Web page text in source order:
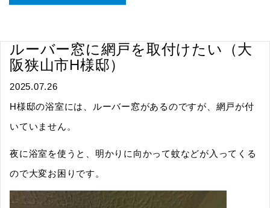
ルーバー窓に網戸を取付けたい（大
阪狭山市H様邸）
2025.07.26
H様邸の浴室には、ルーバー窓があるのですが、網戸が付
いていません。
夜に浴室を使うと、明かりに向かって蚊などが入ってくる
ので大変お困りです。